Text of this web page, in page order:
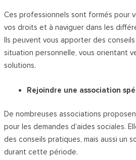
Ces professionnels sont formés pour
vos droits et à naviguer dans les
Ils peuvent vous apporter des
situation personnelle, vous orientant
solutions.
Rejoindre une association
De nombreuses associations
pour les demandes d’aides sociales.
des conseils pratiques, mais aussi un
durant cette période.